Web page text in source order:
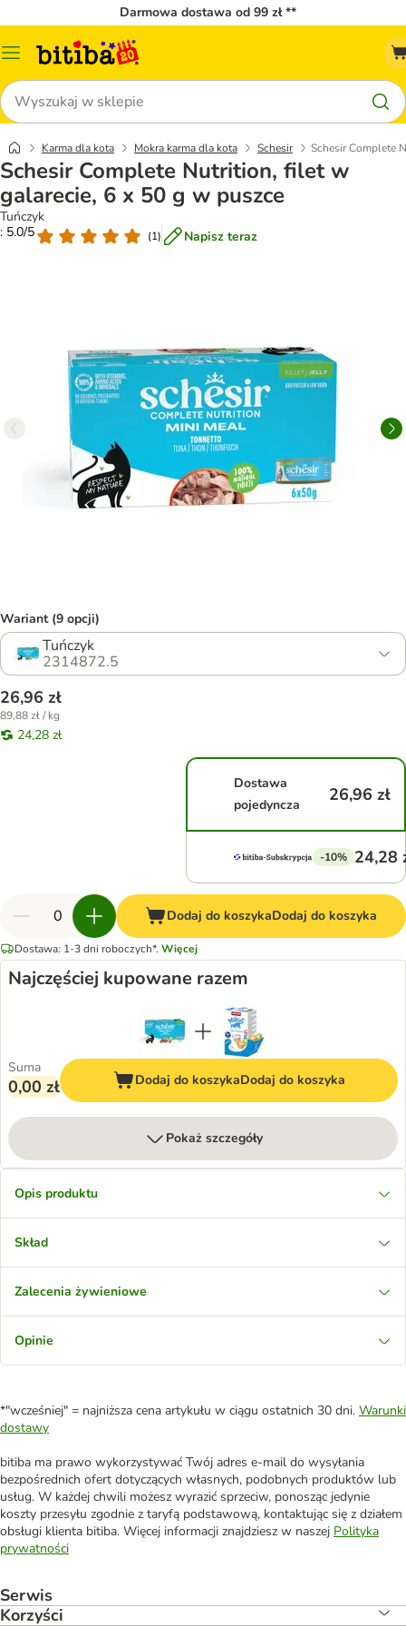
Darmowa dostawa od 99 zł **
Menu
Szukaj
Karma dla kota Mokra karma dla kota Schesir Schesir Complete
Schesir Complete Nutrition, filet w
galarecie, 6 x 50 g w puszce
Tuńczyk
: 5.0/5
(1) Napisz teraz
Wariant (9 opcji)
Tuńczyk
2314872.5
26,96 zł
89,88 zł / kg
24,28 zł
Dostawa
pojedyncza
26,96 zł
-10% 24,28
Dodaj do koszykaDodaj do koszyka
Dostawa: 1-3 dni roboczych*. Więcej
Najczęściej kupowane razem
Suma
0,00 zł Dodaj do koszykaDodaj do koszyka
Pokaż szczegóły
Opis produktu
Skład
Zalecenia żywieniowe
Opinie
*"wcześniej" = najniższa cena artykułu w ciągu ostatnich 30 dni. Warunki
dostawy
bitiba ma prawo wykorzystywać Twój adres e-mail do wysyłania
bezpośrednich ofert dotyczących własnych, podobnych produktów lub
usług. W każdej chwili możesz wyrazić sprzeciw, ponosząc jedynie
koszty przesyłu zgodnie z taryfą podstawową, kontaktując się z działem
obsługi klienta bitiba. Więcej informacji znajdziesz w naszej Polityka
prywatności
Serwis
Korzyści